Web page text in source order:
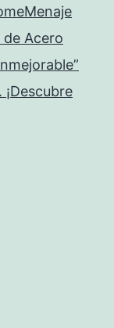
de Acero